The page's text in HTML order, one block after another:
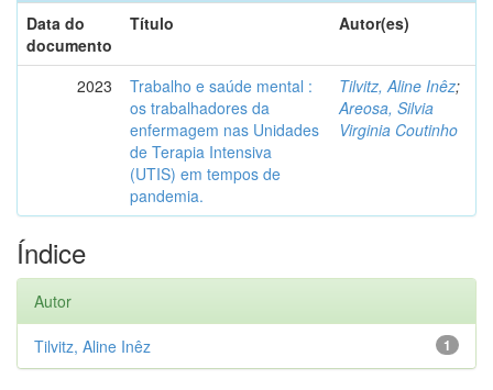
Data do
documento
Título Autor(es)
2023
Trabalho e saúde mental :
os trabalhadores da
enfermagem nas Unidades
de Terapia Intensiva
(UTIS) em tempos de
pandemia.
Tilvitz, Aline Inêz;
Areosa, Silvia
Virginia Coutinho
Índice
Autor
1
Tilvitz, Aline Inêz